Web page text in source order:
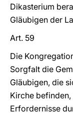
Dikasterium
Gläubigen der
Art. 59
Die
Sorgfalt die
Gläubigen, die
Kirche
Erfordernisse